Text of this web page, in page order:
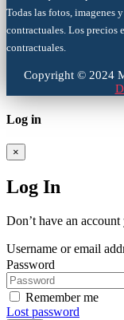
Todas las fotos, imagenes
contractuales. Los precios
contractuales.
Copyright © 2024
Log in
×
Log In
Don’t have an account
Username or email
Password
Remember me
Lost password